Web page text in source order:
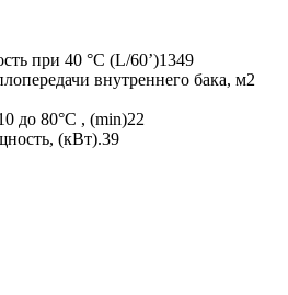
при 40 °C (L/60’)1349
внутреннего бака, м2
до 80°C , (min)22
(кВт).39